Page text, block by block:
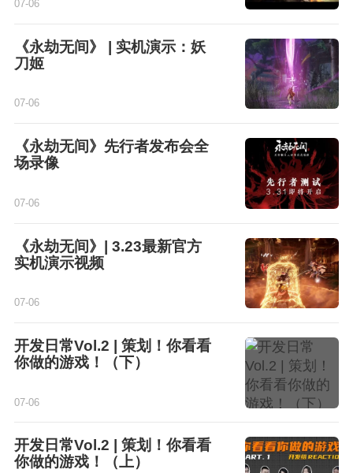
07-06
《永劫无间》 | 实机演示：妖
刀姬
07-06
《永劫无间》先行者发布会全
场录像
07-06
《永劫无间》| 3.23最新官方
实机演示视频
07-06
开发日常Vol.2 | 策划！你看看
你做的游戏！（下）
07-06
开发日常Vol.2 | 策划！你看看
你做的游戏！（上）